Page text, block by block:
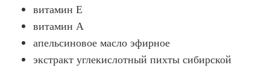
витамин Е
витамин А
апельсиновое масло эфирное
экстракт углекислотный пихты сибирской